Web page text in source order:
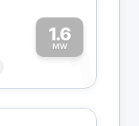
1.6
MW1